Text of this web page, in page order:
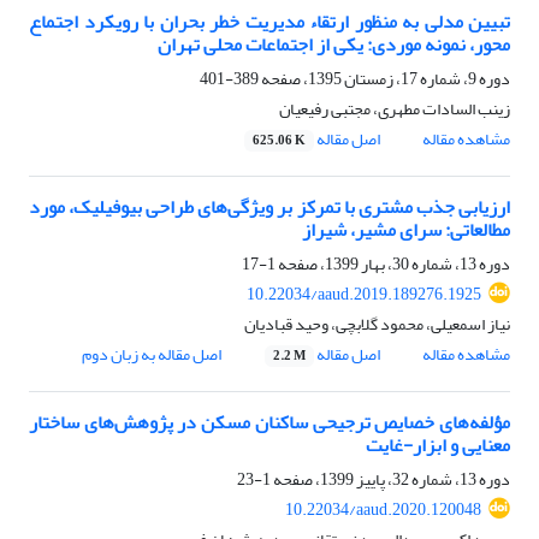
تبیین مدلی به منظور ارتقاء مدیریت خطر بحران با رویکرد اجتماع
محور، نمونه موردی: یکی از اجتماعات محلی تهران
دوره 9، شماره 17، زمستان 1395، صفحه
389-401
زینب السادات مطهری، مجتبی رفیعیان
مشاهده مقاله
اصل مقاله 625.06 K
ارزیابی جذب مشتری با تمرکز بر ویژگی‌های طراحی بیوفیلیک، مورد
مطالعاتی: سرای مشیر، شیراز
دوره 13، شماره 30، بهار 1399، صفحه
1-17
10.22034/aaud.2019.189276.1925
نیاز اسمعیلی، محمود گلابچی، وحید قبادیان
مشاهده مقاله
اصل مقاله 2.2 M اصل مقاله به زبان دوم
مؤلفه‌های خصایص ترجیحی ساکنان مسکن در پژوهش‌های ساختار
معنایی و ابزار-غایت
دوره 13، شماره 32، پاییز 1399، صفحه
1-23
10.22034/aaud.2020.120048